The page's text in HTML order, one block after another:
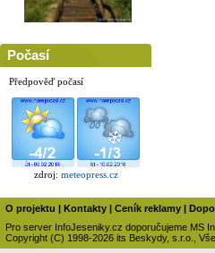
Počasí
Předpověď počasí
zdroj: meteopress.cz
O projektu | Kontakty | Ceník reklamy |
Pro server InfoJeseniky.cz doporučujeme MS
Copyright (C) 1998-2026 its Beskydy, s.r.o.,